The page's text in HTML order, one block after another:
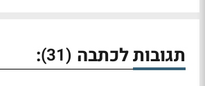
תגובות לכתבה (31)
: